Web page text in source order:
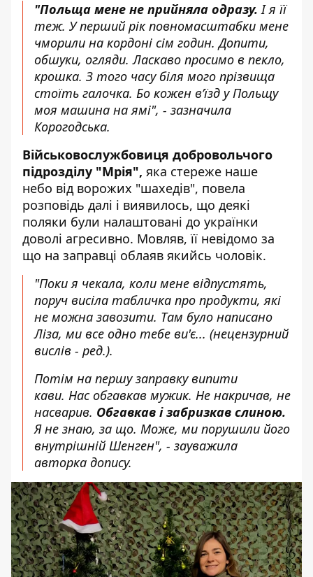
"Польща мене не прийняла одразу.І я її
теж. У перший рік повномасштабки мене
чморили на кордоні сім годин. Допити,
обшуки, огляди. Ласкаво просимо в пекло,
крошка. З того часу біля мого прізвища
стоїть галочка. Бо кожен вʼїзд у Польщу
моя машина на ямі", - зазначила
Корогодська.
Військовослужбовиця добровольчого
підрозділу "Мрія", яка стереже наше
небо від ворожих "шахедів", повела
розповідь далі і виявилось, що деякі
поляки були налаштовані до українки
доволі агресивно. Мовляв, її невідомо за
що на заправці облаяв якийсь чоловік.
"Поки я чекала, коли мене відпустять,
поруч висіла табличка про продукти, які
не можна завозити. Там було написано
Ліза, ми все одно тебе ви'є... (нецензурний
вислів - ред.).
Потім на першу заправку випити
кави. Нас обгавкав мужик. Не накричав, не
насварив. Обгавкав і забризкав слиною.
Я не знаю, за що. Може, ми порушили його
внутрішній Шенген", - зауважила
авторка допису.